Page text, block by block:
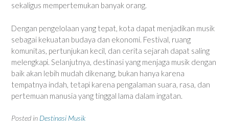
sekaligus mempertemukan banyak orang.
Dengan pengelolaan yang tepat, kota dapat menjadikan musik
sebagai kekuatan budaya dan ekonomi. Festival, ruang
komunitas, pertunjukan kecil, dan cerita sejarah dapat saling
melengkapi. Selanjutnya, destinasi yang menjaga musik dengan
baik akan lebih mudah dikenang, bukan hanya karena
tempatnya indah, tetapi karena pengalaman suara, rasa, dan
pertemuan manusia yang tinggal lama dalam ingatan.
Posted in Destinasi Musik